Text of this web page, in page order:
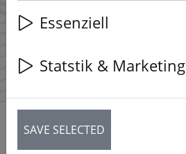
Essenziell
Statstik & Marketing
SAVE SELECTED